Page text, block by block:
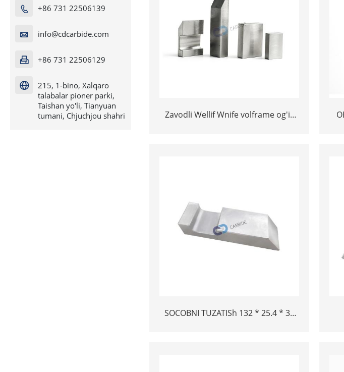
 +86 731 22506139
 info@cdcarbide.com
 +86 731 22506129

215, 1-bino, Xalqaro
talabalar pioner parki,
Taishan yo'li, Tianyuan
tumani, Chjuchjou shahri
Zavodli Wellif Wnife volframe og'ir
SOCOBNI TUZATISh 132 * 25.4 * 38